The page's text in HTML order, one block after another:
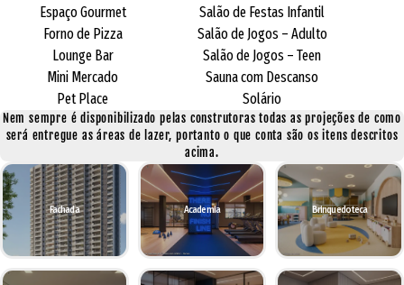
Espaço Gourmet
Forno de Pizza
Lounge Bar
Mini Mercado
Pet Place
Salão de Festas Infantil
Salão de Jogos – Adulto
Salão de Jogos – Teen
Sauna com Descanso
Solário
Nem sempre é disponibilizado pelas construtoras todas as projeções de como
será entregue as áreas de lazer, portanto o que conta são os itens descritos
acima.
Fachada Academia Brinquedoteca